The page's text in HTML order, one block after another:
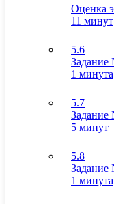
Оценка
11 минут
5.6
1 минута
5.7
5 минут
5.8
1 минута